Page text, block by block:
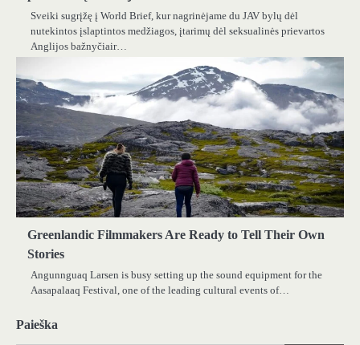
Sveiki sugrįžę į World Brief, kur nagrinėjame du JAV bylų dėl
nutekintos įslaptintos medžiagos, įtarimų dėl seksualinės prievartos
Anglijos bažnyčiair…
Greenlandic Filmmakers Are Ready to Tell Their Own
Stories
Angunnguaq Larsen is busy setting up the sound equipment for the
Aasapalaaq Festival, one of the leading cultural events of…
Paieška